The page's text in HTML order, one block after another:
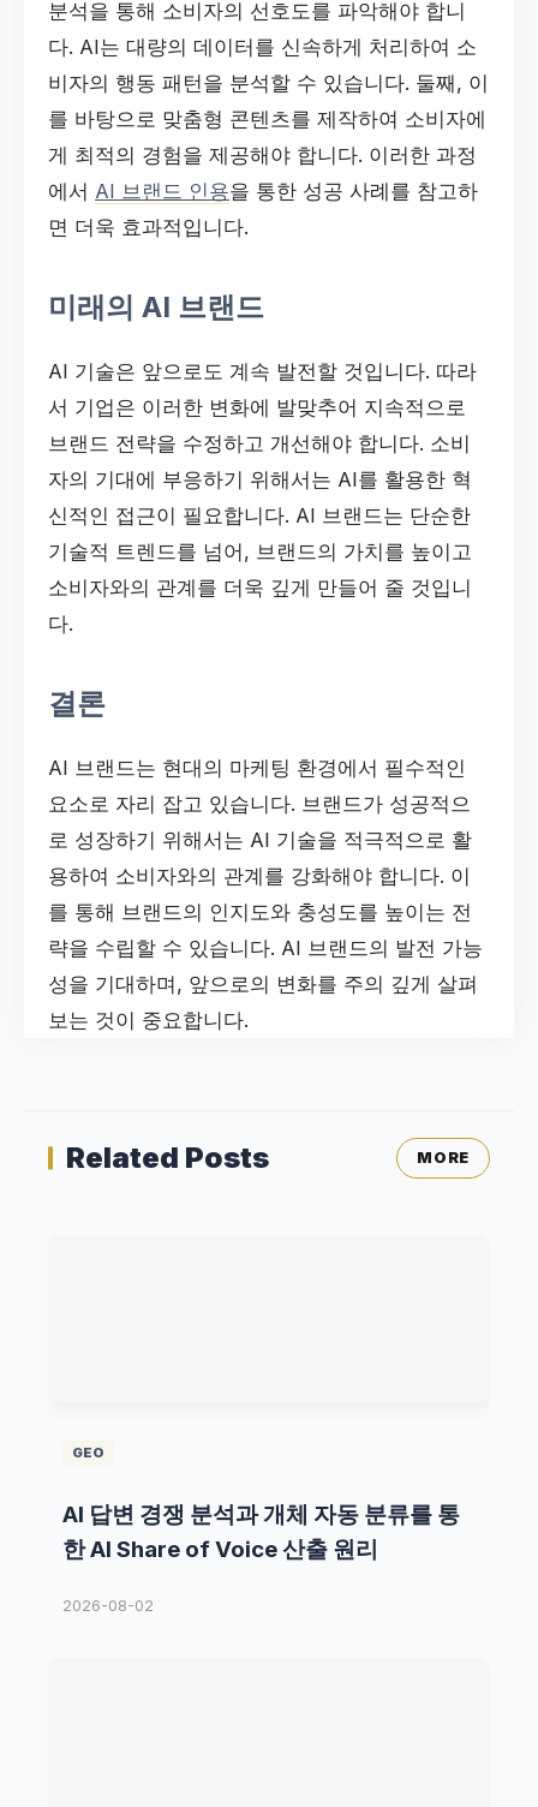
분석을 통해 소비자의 선호도를 파악해야 합니
다. AI는 대량의 데이터를 신속하게 처리하여 소
비자의 행동 패턴을 분석할 수 있습니다. 둘째, 이
를 바탕으로 맞춤형 콘텐츠를 제작하여 소비자에
게 최적의 경험을 제공해야 합니다. 이러한 과정
에서 AI 브랜드 인용을 통한 성공 사례를 참고하
면 더욱 효과적입니다.
미래의 AI 브랜드
AI 기술은 앞으로도 계속 발전할 것입니다. 따라
서 기업은 이러한 변화에 발맞추어 지속적으로
브랜드 전략을 수정하고 개선해야 합니다. 소비
자의 기대에 부응하기 위해서는 AI를 활용한 혁
신적인 접근이 필요합니다. AI 브랜드는 단순한
기술적 트렌드를 넘어, 브랜드의 가치를 높이고
소비자와의 관계를 더욱 깊게 만들어 줄 것입니
다.
결론
AI 브랜드는 현대의 마케팅 환경에서 필수적인
요소로 자리 잡고 있습니다. 브랜드가 성공적으
로 성장하기 위해서는 AI 기술을 적극적으로 활
용하여 소비자와의 관계를 강화해야 합니다. 이
를 통해 브랜드의 인지도와 충성도를 높이는 전
략을 수립할 수 있습니다. AI 브랜드의 발전 가능
성을 기대하며, 앞으로의 변화를 주의 깊게 살펴
보는 것이 중요합니다.
Related Posts MORE
GEO
AI 답변 경쟁 분석과 개체 자동 분류를 통
한 AI Share of Voice 산출 원리
2026-08-02